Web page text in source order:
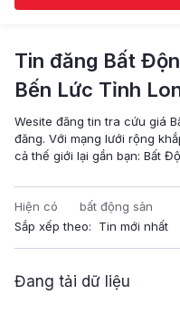
Tin đăng Bất
Bến Lức Tỉnh
Wesite đăng tin tra cứu giá
đăng. Với mạng lưới rộng
cả thế giới lại gần bạn: Bất
Hiện có
bất động sản
Sắp xếp theo:
Đang tải dữ liệu